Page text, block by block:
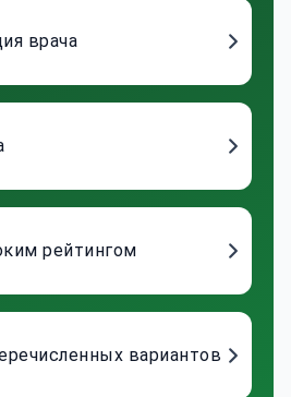
врача
рейтингом
вариантов